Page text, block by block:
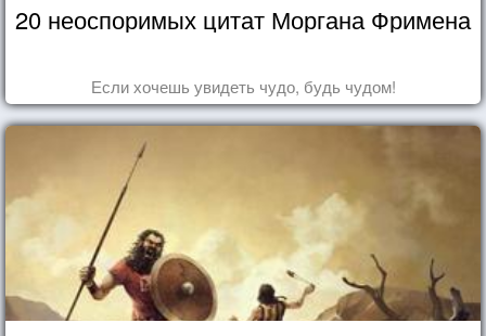
20 неоспоримых цитат Моргана Фримена
Если хочешь увидеть чудо, будь чудом!